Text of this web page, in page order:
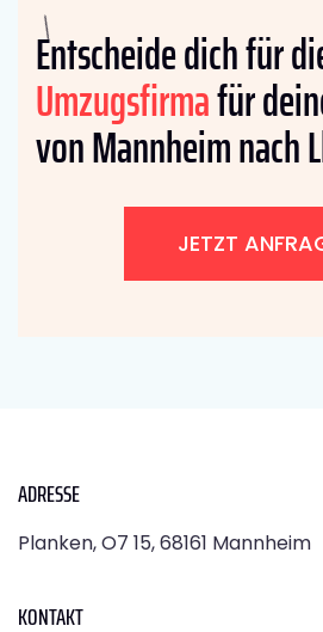
Entscheide dich für
Umzugsfirmafür
von Mannheim nach
JETZT
ADRESSE
Planken, O7 15, 68161 Mannheim
KONTAKT